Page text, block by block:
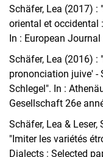
Schäfer, Lea (2017) :
oriental et occidental
In : European
Schäfer, Lea (2016) :
prononciation juive' -
Schlegel". In :
Gesellschaft 26e
Schäfer, Lea &
"Imiter les variétés
Dialects : Selected